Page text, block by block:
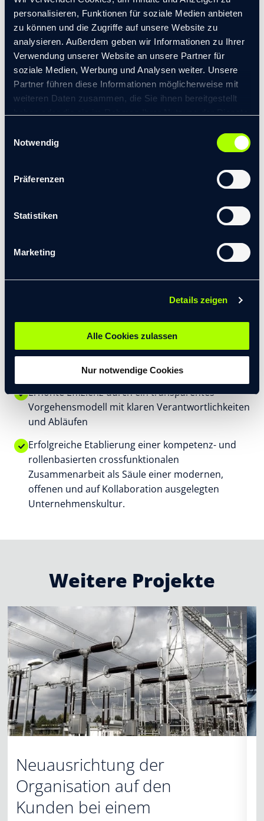
personalisieren, Funktionen für soziale Medien anbieten
zu können und die Zugriffe auf unsere Website zu
analysieren. Außerdem geben wir Informationen zu Ihrer
Verwendung unserer Website an unsere Partner für
soziale Medien, Werbung und Analysen weiter. Unsere
Partner führen diese Informationen möglicherweise mit
weiteren Daten zusammen, die Sie ihnen bereitgestellt
© 2026 transformis Consulting SE
Notwendig
Präferenzen
Statistiken
Marketing
Details zeigen
Alle Cookies zulassen
Nur notwendige Cookies
bzw. Meetingformate, um das Vorgehensmodell
für den Arbeitsalltag zu operationalisieren
Befähigung der eingebundenen
Personen/Teams zur erfolgreichen Übernahme
ihrer jeweiligen Rolle sowie zur Stärkung einer
kollaborationsorientierten Haltung
Learnings
Ergebnisse
Gesteigerte Aktivität und Qualität sowohl in der
externen als auch internen Kommunikation
Gemeinschaftliche Verantwortungsübernahme
von Themen- und Kommunikations- bzw.
die unternehmensinterne Expertise bestmöglich
Gesteigerte Relevanz und Wertschätzung für
Kommunikation als relevanter Führungsaufgabe
in der Organisation
Erhöhte Effizienz durch ein transparentes
Vorgehensmodell mit klaren Verantwortlichkeiten
und Abläufen
Erfolgreiche Etablierung einer kompetenz- und
rollenbasierten crossfunktionalen
Zusammenarbeit als Säule einer modernen,
offenen und auf Kollaboration ausgelegten
Unternehmenskultur.
Weitere Projekte
Neuausrichtung der
Organisation auf den
Kunden bei einem